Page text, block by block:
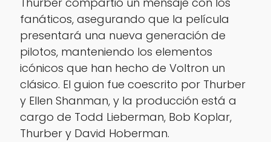
fanáticos, asegurando que la película
presentará una nueva generación de
pilotos, manteniendo los elementos
icónicos que han hecho de Voltron un
clásico. El guion fue coescrito por Thurber
y Ellen Shanman, y la producción está a
cargo de Todd Lieberman, Bob Koplar,
Thurber y David Hoberman.